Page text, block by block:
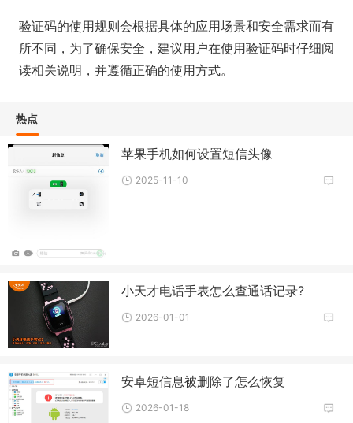
验证码的使用规则会根据具体的应用场景和安全需求而有
所不同，为了确保安全，建议用户在使用验证码时仔细阅
读相关说明，并遵循正确的使用方式。
热点
苹果手机如何设置短信头像
2025-11-10
小天才电话手表怎么查通话记录?
2026-01-01
安卓短信息被删除了怎么恢复
2026-01-18